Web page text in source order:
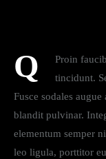
Q
Proin
tincidunt.
Fusce sodales
blandit pulvinar.
elementum semper
leo ligula, porttitor